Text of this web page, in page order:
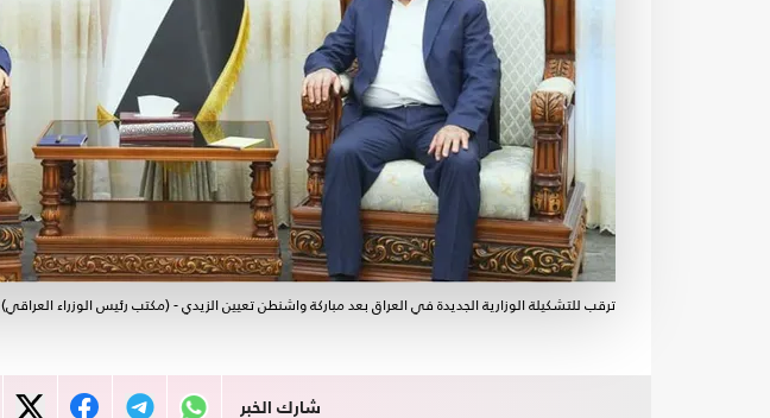
ترقب للتشكيلة الوزارية الجديدة في العراق بعد مباركة واشنطن تعيين الزيدي - (مكتب رئيس الوزراء العراقي)
شارك الخبر